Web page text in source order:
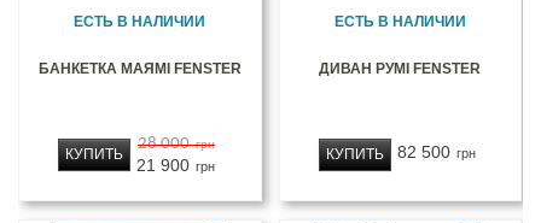
ЕСТЬ В НАЛИЧИИ
БАНКЕТКА МАЯМІ FENSTER
28 000 грн
21 900 грн
КУПИТЬ
ЕСТЬ В НАЛИЧИИ
ДИВАН РУМІ FENSTER
82 500 грн
КУПИТЬ